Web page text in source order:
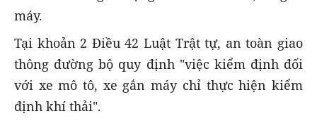
máy.
Tại khoản 2 Điều 42 Luật Trật tự, an toàn giao
thông đường bộ quy định "việc kiểm định đối
với xe mô tô, xe gắn máy chỉ thực hiện kiểm
định khí thải".